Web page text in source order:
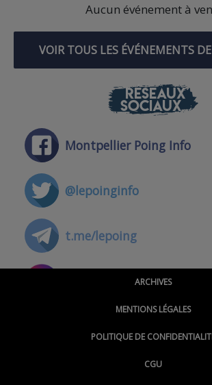
Aucun événement à
VOIR TOUS LES ÉVÉNEMENTS
RÉSEAUX
SOCIAUX
Montpellier Poing Info
@lepoinginfo
t.me/lepoing
@montpellierpoinginfo
@LePoingMontpellier
ARCHIVES
MENTIONS LÉGALES
POLITIQUE DE
CGU